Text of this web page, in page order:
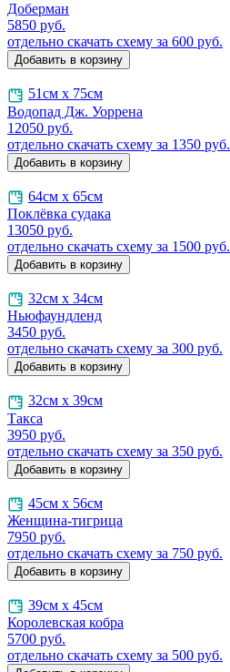
Доберман
5850 руб.
отдельно скачать схему за 600 руб.
51см х 75см
Водопад Дж. Уоррена
12050 руб.
отдельно скачать схему за 1350 руб.
64см х 65см
Поклёвка судака
13050 руб.
отдельно скачать схему за 1500 руб.
32см х 34см
Ньюфаундленд
3450 руб.
отдельно скачать схему за 300 руб.
32см х 39см
Такса
3950 руб.
отдельно скачать схему за 350 руб.
45см х 56см
Женщина-тигрица
7950 руб.
отдельно скачать схему за 750 руб.
39см х 45см
Королевская кобра
5700 руб.
отдельно скачать схему за 500 руб.